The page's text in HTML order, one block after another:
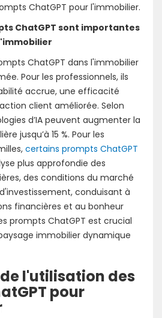
ChatGPT pour l'immobilier.
ChatGPT sont importantes
ChatGPT dans l'immobilier
Pour les professionnels, ils
accrue, une efficacité
client améliorée. Selon
d’IA peuvent augmenter la
jusqu’à 15 %. Pour les
certains prompts ChatGPT
plus approfondie des
des conditions du marché
conduisant à
financières et au bonheur
prompts ChatGPT est crucial
immobilier dynamique
l'utilisation des
pour